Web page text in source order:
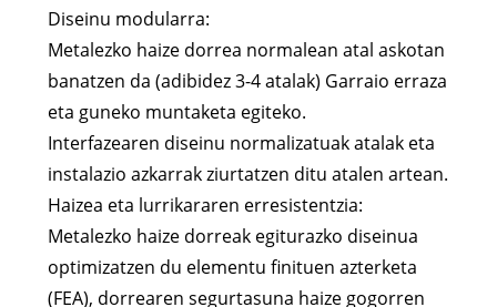
Diseinu modularra:
Metalezko haize dorrea normalean atal askotan
banatzen da (adibidez 3-4 atalak) Garraio erraza
eta guneko muntaketa egiteko.
Interfazearen diseinu normalizatuak atalak eta
instalazio azkarrak ziurtatzen ditu atalen artean.
Haizea eta lurrikararen erresistentzia:
Metalezko haize dorreak egiturazko diseinua
optimizatzen du elementu finituen azterketa
(FEA), dorrearen segurtasuna haize gogorren